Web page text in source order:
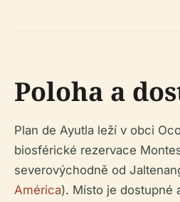
Poloha a
Plan de Ayutla leží v obci
biosférické rezervace
severovýchodně od
América). Místo je dostupné